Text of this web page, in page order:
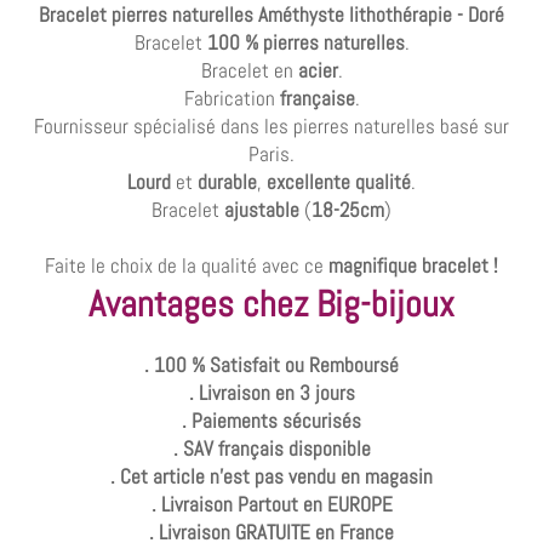
Bracelet pierres naturelles Améthyste lithothérapie - Doré
Bracelet 100 % pierres naturelles.
Bracelet en acier.
Fabrication française.
Fournisseur spécialisé dans les pierres naturelles basé sur
Paris.
Lourd et durable, excellente qualité.
Bracelet ajustable (18-25cm)
Faite le choix de la qualité avec ce magnifique bracelet !
Avantages chez Big-bijoux
. 100 % Satisfait ou Remboursé
. Livraison en 3 jours
. Paiements sécurisés
. SAV français disponible
. Cet article n'est pas vendu en magasin
. Livraison Partout en EUROPE
. Livraison GRATUITE en France